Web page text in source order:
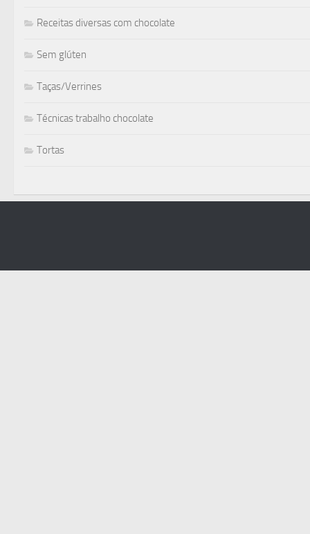
Receitas diversas com chocolate
Sem glúten
Taças/Verrines
Técnicas trabalho chocolate
Tortas